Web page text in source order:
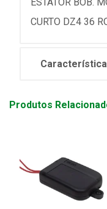
CURTO DZ4 36
Produtos